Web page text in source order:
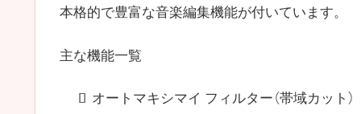
本格的で豊富な音楽編集機能が付いています。
主な機能一覧
オートマキシマイ フィルター（帯域カット）